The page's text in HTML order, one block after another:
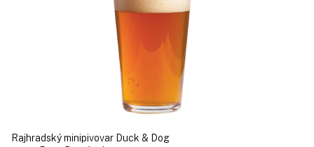
Rajhradský minipivovar Duck & Dog